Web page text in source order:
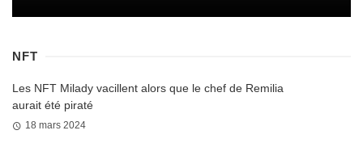
NFT
Les NFT Milady vacillent alors que le chef de Remilia
aurait été piraté
18 mars 2024